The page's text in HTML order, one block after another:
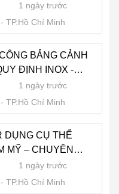
1 ngày trước
TP.Hồ Chí Minh
BẢNG CẢNH
ĐỊNH INOX -
YÊU CẦU -
1 ngày trước
TP.Hồ Chí Minh
DỤNG CỤ THỂ
MỸ – CHUYÊN
007 909
1 ngày trước
TP.Hồ Chí Minh